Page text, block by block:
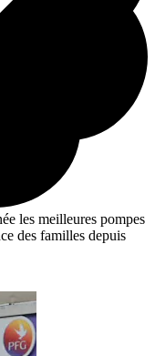
les meilleures pompes
des familles depuis